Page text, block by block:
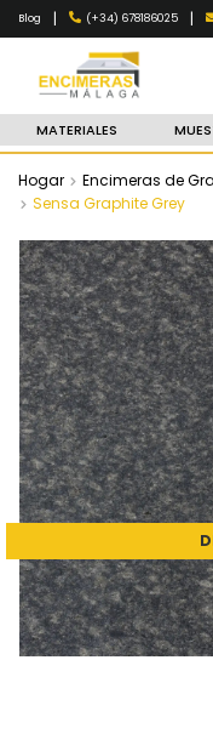
Blog | (+34) 678186025 |
MATERIALES
Hogar Encimeras de
Sensa Graphite Grey